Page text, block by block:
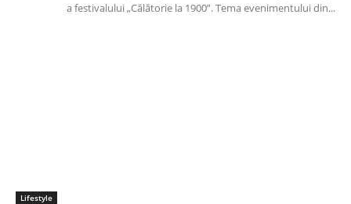
a festivalului „Călătorie la 1900”. Tema evenimentului din...
Lifestyle